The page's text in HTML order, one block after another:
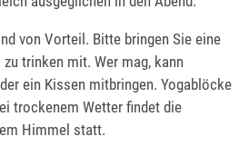
von Vorteil. Bitte bringen Sie eine
trinken mit. Wer mag, kann
ein Kissen mitbringen. Yogablöcke
trockenem Wetter findet die
Himmel statt.